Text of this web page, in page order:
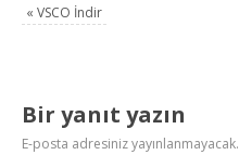
« VSCO İndir
Bir yanıt yazın
E-posta adresiniz yayınlanmayacak.